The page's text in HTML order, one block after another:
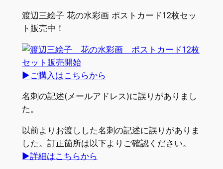
渡辺三絵子 花の水彩画 ポストカード12枚セッ
ト販売中！
►ご購入はこちらから
名刺の記述(メールアドレス)に誤りがありまし
た。
以前よりお渡しした名刺の記述に誤りがありま
した。訂正箇所は以下よりご確認ください。
►詳細はこちらから